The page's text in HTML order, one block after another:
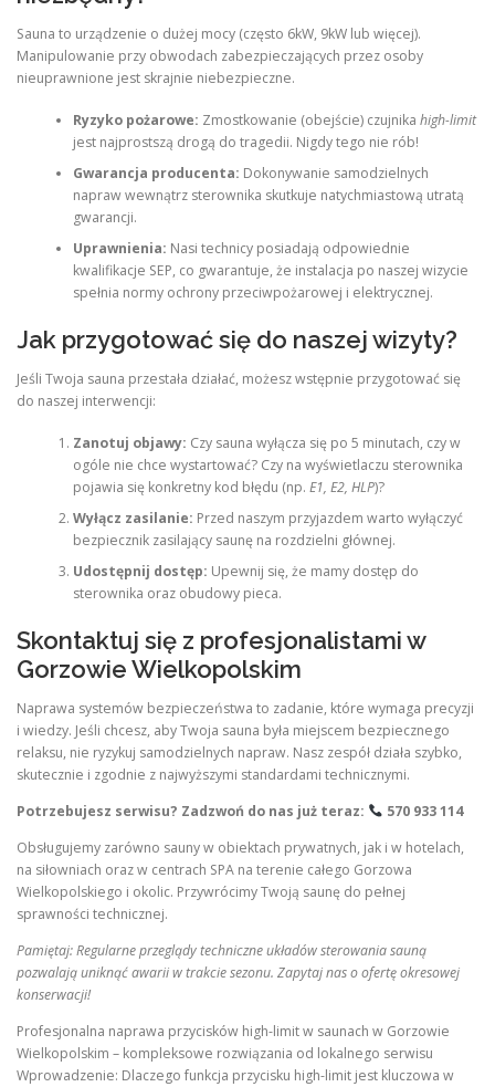
Sauna to urządzenie o dużej mocy (często 6kW, 9kW lub więcej).
Manipulowanie przy obwodach zabezpieczających przez osoby
nieuprawnione jest skrajnie niebezpieczne.
Ryzyko pożarowe: Zmostkowanie (obejście) czujnika high-limit
jest najprostszą drogą do tragedii. Nigdy tego nie rób!
Gwarancja producenta: Dokonywanie samodzielnych
napraw wewnątrz sterownika skutkuje natychmiastową utratą
gwarancji.
Uprawnienia: Nasi technicy posiadają odpowiednie
kwalifikacje SEP, co gwarantuje, że instalacja po naszej wizycie
spełnia normy ochrony przeciwpożarowej i elektrycznej.
Jak przygotować się do naszej wizyty?
Jeśli Twoja sauna przestała działać, możesz wstępnie przygotować się
do naszej interwencji:
Zanotuj objawy: Czy sauna wyłącza się po 5 minutach, czy w
ogóle nie chce wystartować? Czy na wyświetlaczu sterownika
pojawia się konkretny kod błędu (np. E1, E2, HLP)?
Wyłącz zasilanie: Przed naszym przyjazdem warto wyłączyć
bezpiecznik zasilający saunę na rozdzielni głównej.
Udostępnij dostęp: Upewnij się, że mamy dostęp do
sterownika oraz obudowy pieca.
Skontaktuj się z profesjonalistami w
Gorzowie Wielkopolskim
Naprawa systemów bezpieczeństwa to zadanie, które wymaga precyzji
i wiedzy. Jeśli chcesz, aby Twoja sauna była miejscem bezpiecznego
relaksu, nie ryzykuj samodzielnych napraw. Nasz zespół działa szybko,
skutecznie i zgodnie z najwyższymi standardami technicznymi.
Potrzebujesz serwisu? Zadzwoń do nas już teraz:
570 933 114
Obsługujemy zarówno sauny w obiektach prywatnych, jak i w hotelach,
na siłowniach oraz w centrach SPA na terenie całego Gorzowa
Wielkopolskiego i okolic. Przywrócimy Twoją saunę do pełnej
sprawności technicznej.
Pamiętaj: Regularne przeglądy techniczne układów sterowania sauną
pozwalają uniknąć awarii w trakcie sezonu. Zapytaj nas o ofertę okresowej
konserwacji!
Profesjonalna naprawa przycisków high-limit w saunach w Gorzowie
Wielkopolskim – kompleksowe rozwiązania od lokalnego serwisu
Wprowadzenie: Dlaczego funkcja przycisku high-limit jest kluczowa w